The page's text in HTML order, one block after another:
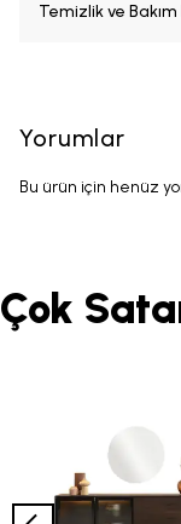
Temizlik ve Bakım
Yorumlar
Bu ürün için henüz
Çok